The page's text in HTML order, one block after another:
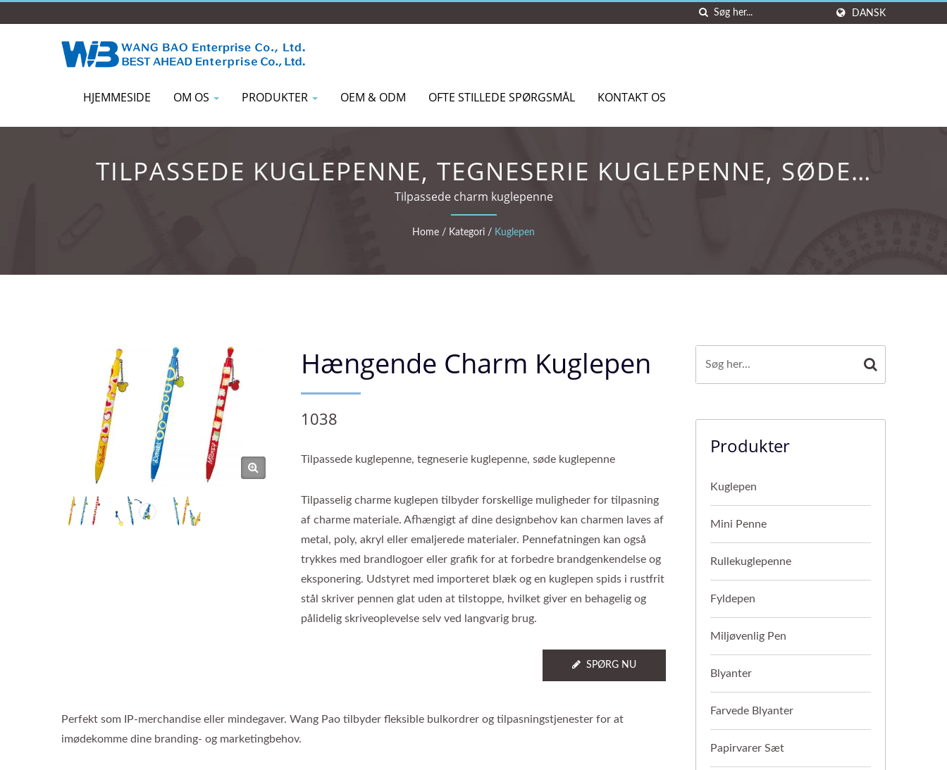
DANSK
HJEMMESIDE OM OS PRODUKTER OEM & ODM OFTE STILLEDE SPØRGSMÅL KONTAKT OS
TILPASSEDE KUGLEPENNE, TEGNESERIE KUGLEPENNE, SØDE
KUGLEPENNE
Tilpassede charm kuglepenne
Home / Kategori / Kuglepen
Hængende Charm Kuglepen
1038
Tilpassede kuglepenne, tegneserie kuglepenne, søde kuglepenne
Tilpasselig charme kuglepen tilbyder forskellige muligheder for tilpasning
af charme materiale. Afhængigt af dine designbehov kan charmen laves af
metal, poly, akryl eller emaljerede materialer. Pennefatningen kan også
trykkes med brandlogoer eller grafik for at forbedre brandgenkendelse og
eksponering. Udstyret med importeret blæk og en kuglepen spids i rustfrit
stål skriver pennen glat uden at tilstoppe, hvilket giver en behagelig og
pålidelig skriveoplevelse selv ved langvarig brug.
SPØRG NU
Perfekt som IP-merchandise eller mindegaver. Wang Pao tilbyder fleksible bulkordrer og tilpasningstjenester for at
imødekomme dine branding- og marketingbehov.
Produkter
Kuglepen
Mini Penne
Rullekuglepenne
Fyldepen
Miljøvenlig Pen
Blyanter
Farvede Blyanter
Papirvarer Sæt